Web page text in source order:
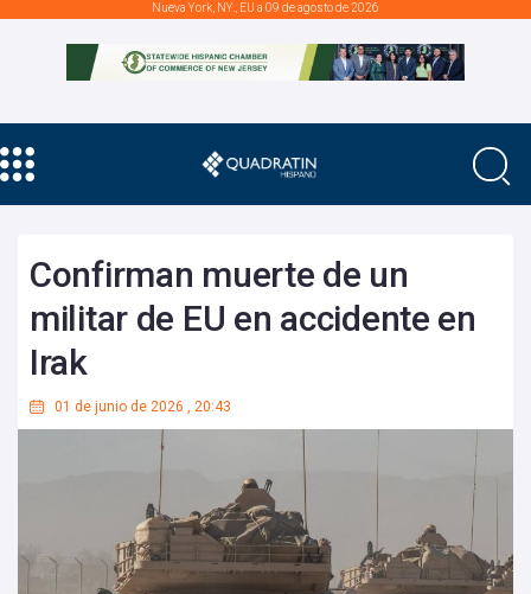
Nueva York, NY., EU a 09 de agosto de 2026
Confirman muerte de un
militar de EU en accidente en
Irak
01 de junio de 2026 , 20:43